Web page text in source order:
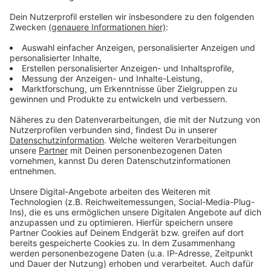
Wie wird euer Jahresstart 2024? Macht euch keine
Sorgen, alles wird gut! Auf rauer See braucht man
einen erfahrenen Kapitän, der einen in den sicheren
Hafen der guten Laune schippert. Atzes Mantra für ein
Kraft voraus und viel Spaß bei Atze Schröders
Kaltstart 24.
Anzeige
Anzeige